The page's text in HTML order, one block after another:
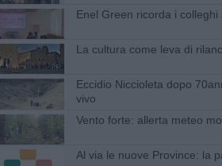
Enel Green ricorda i colleghi
La cultura come leva di
Eccidio Niccioleta dopo
vivo
Vento forte: allerta meteo
​Al via le nuove Province: la